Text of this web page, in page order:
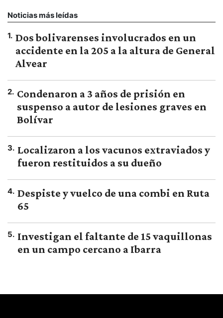
Noticias más leídas
1. Dos bolivarenses involucrados en un
accidente en la 205 a la altura de General
Alvear
2. Condenaron a 3 años de prisión en
suspenso a autor de lesiones graves en
Bolívar
3. Localizaron a los vacunos extraviados y
fueron restituidos a su dueño
4. Despiste y vuelco de una combi en Ruta
65
5. Investigan el faltante de 15 vaquillonas
en un campo cercano a Ibarra